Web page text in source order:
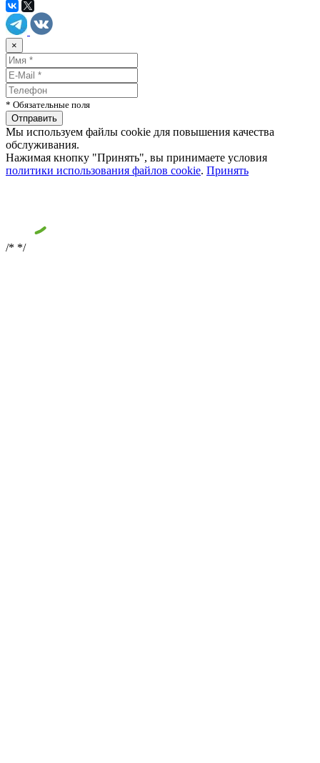
×
* Обязательные поля
Мы используем файлы cookie для повышения качества
обслуживания.
Нажимая кнопку "Принять", вы принимаете условия
политики использования файлов cookie. Принять
/* */